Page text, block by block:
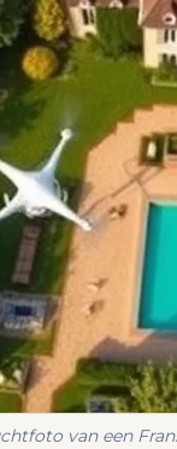
van een